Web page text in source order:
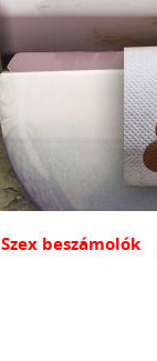
Szex beszámolók